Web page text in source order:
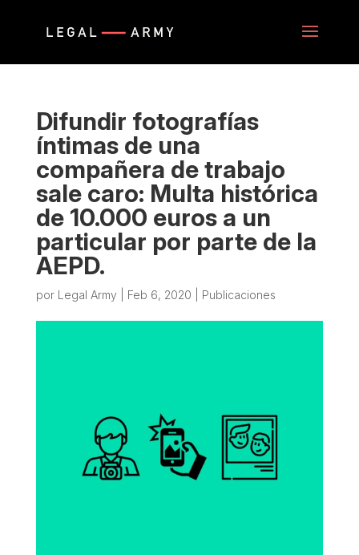
Difundir fotografías
íntimas de una
compañera de trabajo
sale caro: Multa histórica
de 10.000 euros a un
particular por parte de la
AEPD.
por Legal Army Feb 6, 2020 Publicaciones